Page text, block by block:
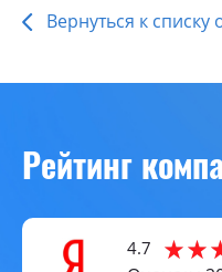
Вернуться к списку
Рейтинг
4.7